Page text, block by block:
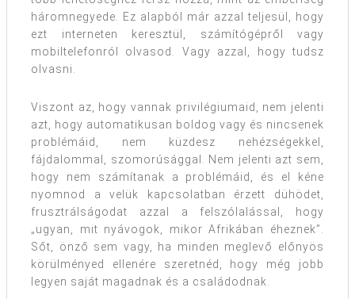
háromnegyede. Ez alapból már azzal teljesül, hogy
ezt interneten keresztül, számítógépről vagy
mobiltelefonról olvasod. Vagy azzal, hogy tudsz
olvasni.
Viszont az, hogy vannak privilégiumaid, nem jelenti
azt, hogy automatikusan boldog vagy és nincsenek
problémáid, nem küzdesz nehézségekkel,
fájdalommal, szomorúsággal. Nem jelenti azt sem,
hogy nem számítanak a problémáid, és el kéne
nyomnod a velük kapcsolatban érzett dühödet,
frusztrálságodat azzal a felszólalással, hogy
„ugyan, mit nyávogok, mikor Afrikában éheznek”.
Sőt, önző sem vagy, ha minden meglevő előnyös
körülményed ellenére szeretnéd, hogy még jobb
legyen saját magadnak és a családodnak.